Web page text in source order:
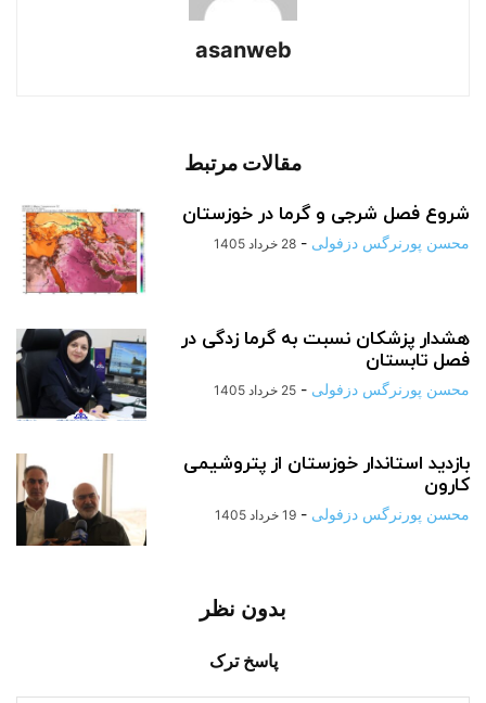
asanweb
مقالات مرتبط
شروع فصل شرجی و گرما در خوزستان
محسن پورنرگس دزفولی - 28 خرداد 1405
هشدار پزشکان نسبت به گرما زدگی در
فصل تابستان
محسن پورنرگس دزفولی - 25 خرداد 1405
بازدید استاندار خوزستان از پتروشیمی
کارون
محسن پورنرگس دزفولی - 19 خرداد 1405
بدون نظر
پاسخ ترک